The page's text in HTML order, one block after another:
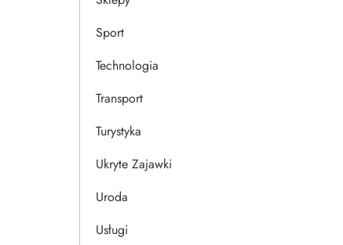
Sport
Technologia
Transport
Turystyka
Ukryte Zajawki
Uroda
Usługi